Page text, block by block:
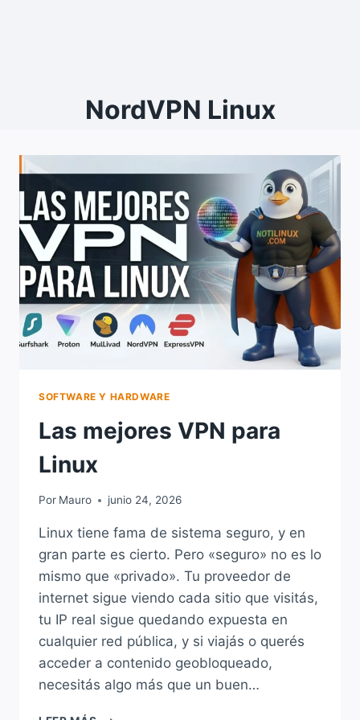
NordVPN Linux
SOFTWARE Y HARDWARE
Las mejores VPN para
Linux
Por Mauro junio 24, 2026
Linux tiene fama de sistema seguro, y en
gran parte es cierto. Pero «seguro» no es lo
mismo que «privado». Tu proveedor de
internet sigue viendo cada sitio que visitás,
tu IP real sigue quedando expuesta en
cualquier red pública, y si viajás o querés
acceder a contenido geobloqueado,
necesitás algo más que un buen…
LAS